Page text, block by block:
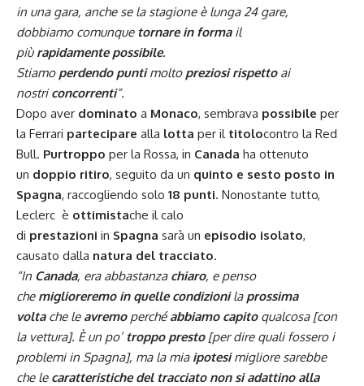
in una gara, anche se la stagione è lunga 24 gare,
dobbiamo comunque tornare in forma il
piùrapidamente possibile.
Stiamo perdendo puntimolto preziosi rispettoai
nostri concorrenti“.
Dopo aver dominato a Monaco, sembrava possibile per
la Ferrari partecipare alla lotta per il titolocontro la Red
Bull. Purtroppo per la Rossa, in Canada ha ottenuto
un doppio ritiro, seguito da un quinto e sesto posto in
Spagna, raccogliendo solo 18 punti. Nonostante tutto,
Leclerc è ottimistache il calo
di prestazioni in Spagna sarà un episodio isolato,
causato dalla natura del tracciato.
“In Canada, era abbastanza chiaro, e penso
che miglioreremo in quelle condizionila prossima
voltache le avremoperchéabbiamo capitoqualcosa [con
la vettura]. È un po’ troppo presto[per dire quali fossero i
problemi in Spagna], ma la mia ipotesimigliore sarebbe
che le caratteristiche del tracciato non si adattino alla